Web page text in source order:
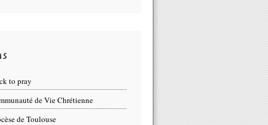
to pray
de Vie Chrétienne
de Toulouse